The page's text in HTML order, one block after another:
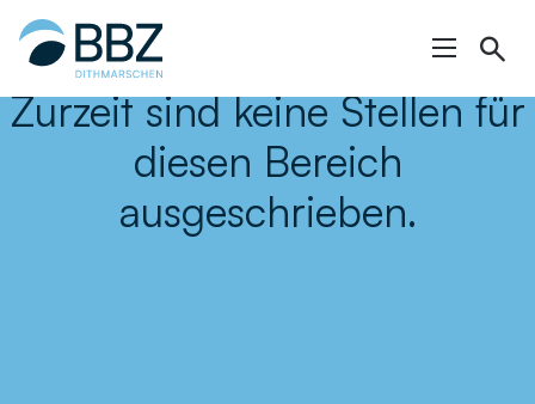
springen
Zurzeit sind keine Stellen für
diesen Bereich
ausgeschrieben.